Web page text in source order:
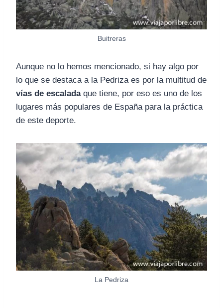
Buitreras
Aunque no lo hemos mencionado, si hay algo por
lo que se destaca a la Pedriza es por la multitud de
vías de escaladaque tiene, por eso es uno de los
lugares más populares de España para la práctica
de este deporte.
La Pedriza